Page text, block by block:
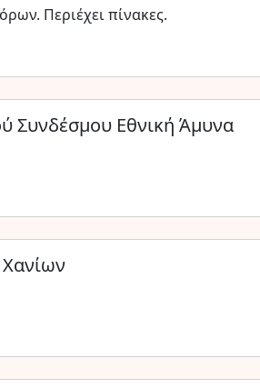
Περιέχει πίνακες.
Συνδέσμου Εθνική Άμυνα